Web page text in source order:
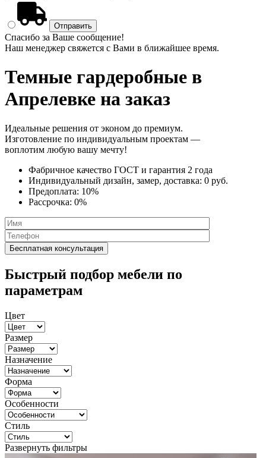
Спасибо за Ваше сообщение!
Наш менеджер свяжется с Вами в ближайшее время.
Темные гардеробные в
Апрелевке на заказ
Идеальные решения от эконом до премиум.
Изготовление по индивидуальным проектам —
воплотим любую вашу мечту!
Фабричное качество ГОСТ и гарантия 2 года
Индивидуальный дизайн, замер, доставка: 0 руб.
Предоплата: 10%
Рассрочка: 0%
Быстрый подбор мебели по
параметрам
Цвет
Размер
Назначение
Форма
Особенности
Стиль
Развернуть фильтры